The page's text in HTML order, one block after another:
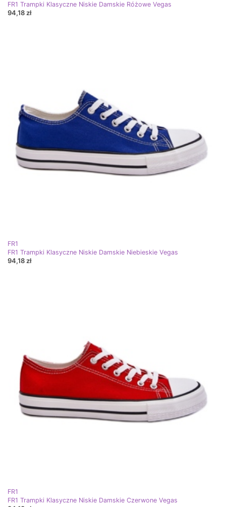
FR1 Trampki Klasyczne Niskie Damskie Różowe Vegas
94,18 zł
FR1
FR1 Trampki Klasyczne Niskie Damskie Niebieskie Vegas
94,18 zł
FR1
FR1 Trampki Klasyczne Niskie Damskie Czerwone Vegas